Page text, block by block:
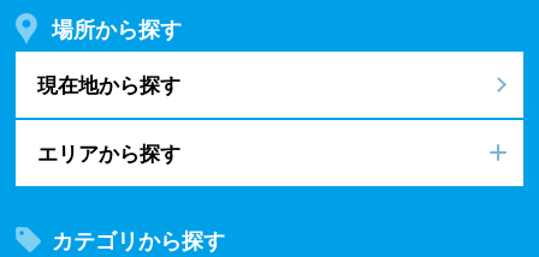
場所から探す
現在地から探す
エリアから探す
カテゴリから探す